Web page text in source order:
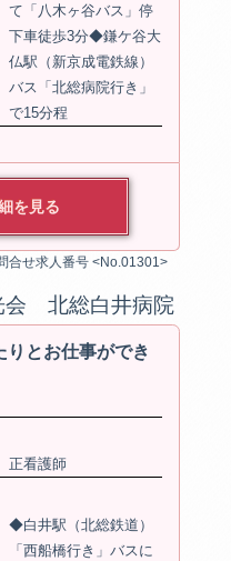
て「八木ヶ谷バス」停
下車徒歩3分◆鎌ケ谷大
仏駅（新京成電鉄線）
バス「北総病院行き」
で15分程
を見る
合せ求人番号 <No.01301>
会 北総白井病院
りとお仕事ができ
正看護師
◆白井駅（北総鉄道）
「西船橋行き」バスに